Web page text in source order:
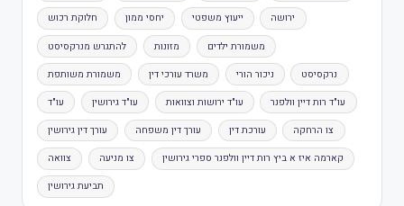
חלוקת רכוש יחסי ממון ייעוץ משפטי ירושה
להתגרש מנרקסיסט מזונות משמורת ילדים
משמורת משותפת משרד עורכי דין ניכור הורי נרקסיסט
עו"ד עו"ד גירושין עו"ד ירושות וצוואות עו"ד רות דיין וולפנר
עורך דין גירושין עורך דין משפחה עורכת דין צו הרחקה
צוואה צו מניעה קארמה איז א ביץ רות דיין וולפנר ספרי גירושין
תביעת גירושין